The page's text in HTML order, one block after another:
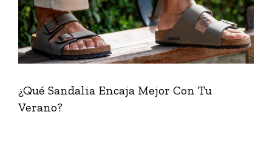
¿Qué Sandalia Encaja Mejor Con Tu
Verano?